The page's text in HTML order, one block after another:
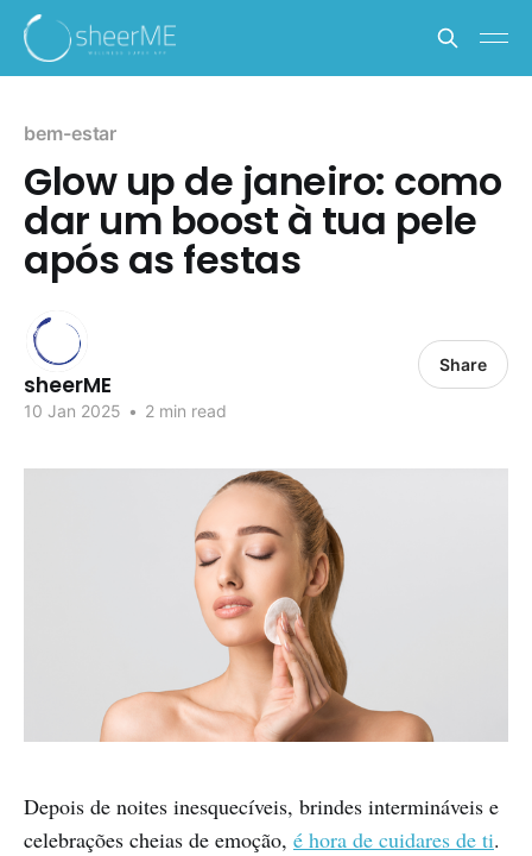
bem-estar
Glow up de janeiro: como
dar um boost à tua pele
após as festas
sheerME
10 Jan 2025 • 2 min read
Share
Depois de noites inesquecíveis, brindes intermináveis e
celebrações cheias de emoção, é hora de cuidares de ti.